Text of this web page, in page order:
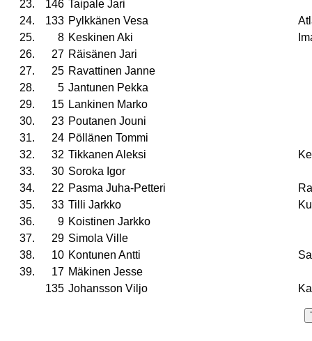
23.
146 Taipale Jari
24.
133 Pylkkänen Vesa
25.
8 Keskinen Aki
26.
27 Räisänen Jari
27.
25 Ravattinen Janne
28.
5 Jantunen Pekka
29.
15 Lankinen Marko
30.
23 Poutanen Jouni
31.
24 Pöllänen Tommi
32.
32 Tikkanen Aleksi
33.
30 Soroka Igor
34.
22 Pasma Juha-Petteri
35.
33 Tilli Jarkko
36.
9 Koistinen Jarkko
37.
29 Simola Ville
38.
10 Kontunen Antti
39.
17 Mäkinen Jesse
135 Johansson Viljo